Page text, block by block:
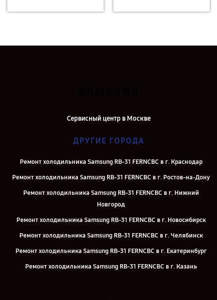
Сервисный центр в Москве
ДРУГИЕ ГОРОДА
Ремонт холодильника Samsung RB-31 FERNCBC в г. Краснодар
Ремонт холодильника Samsung RB-31 FERNCBC в г. Ростов-на-Дону
Ремонт холодильника Samsung RB-31 FERNCBC в г. Нижний
Новгород
Ремонт холодильника Samsung RB-31 FERNCBC в г. Новосибирск
Ремонт холодильника Samsung RB-31 FERNCBC в г. Челябинск
Ремонт холодильника Samsung RB-31 FERNCBC в г. Екатеринбург
Ремонт холодильника Samsung RB-31 FERNCBC в г. Казань